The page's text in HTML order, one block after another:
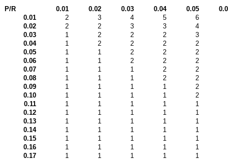
P/R 0.01 0.02 0.03 0.04 0.05
0.01
2 3 4 5
6
0.02
2 2 3 3
4
0.03
1 2 2 2
3
0.04
1 2 2 2
2
0.05
1 1 2 2
2
0.06
1 1 2 2
2
0.07
1 1 1 2
2
0.08
1 1 1 2
2
0.09
1 1 1 1
2
0.10
1 1 1 1
2
0.11
1 1 1 1
1
0.12
1 1 1 1
1
0.13
1 1 1 1
1
0.14
1 1 1 1
1
0.15
1 1 1 1
1
0.16
1 1 1 1
1
0.17
1 1 1 1
1